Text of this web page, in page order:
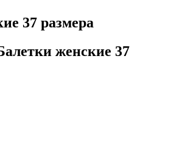
37 размера
женские 37